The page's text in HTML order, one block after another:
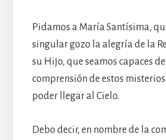
Pidamos a María Santísima,
singular gozo la alegría de la
su Hijo, que seamos capaces
comprensión de estos
poder llegar al Cielo.
Debo decir, en nombre de la